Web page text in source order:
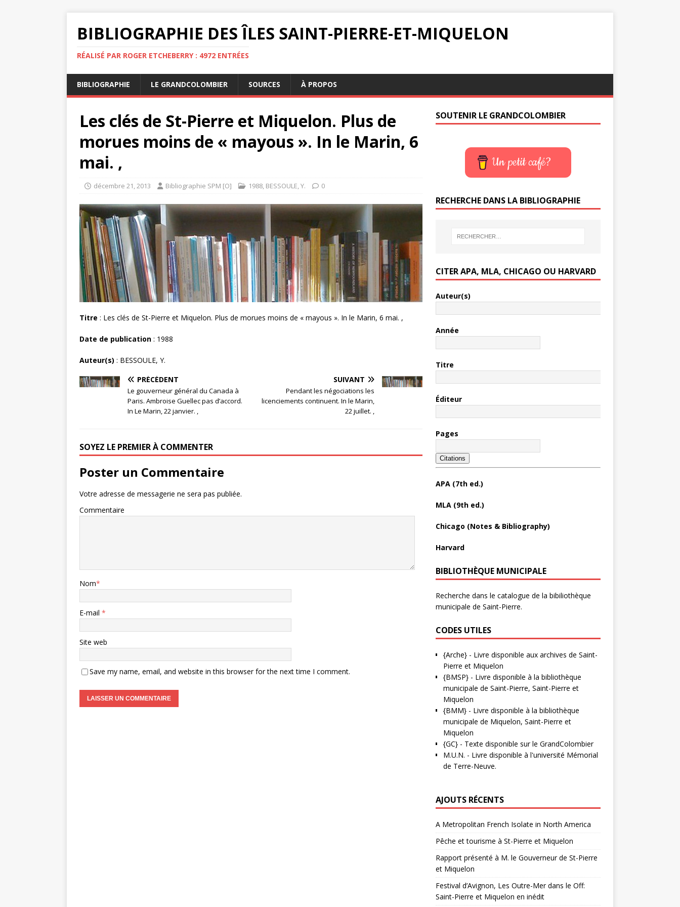
BIBLIOGRAPHIE DES ÎLES SAINT-PIERRE-ET-MIQUELON
RÉALISÉ PAR ROGER ETCHEBERRY : 4972 ENTRÉES
BIBLIOGRAPHIE LE GRANDCOLOMBIER SOURCES À PROPOS
Les clés de St-Pierre et Miquelon. Plus de
morues moins de « mayous ». In le Marin, 6
mai. ,
décembre 21, 2013 Bibliographie SPM [O] 1988, BESSOULE,Y. 0
Titre : Les clés de St-Pierre et Miquelon. Plus de morues moins de « mayous ». In le Marin, 6 mai. ,
Date de publication : 1988
Auteur(s) : BESSOULE, Y.
PRÉCÉDENT
Le gouverneur général du Canada à
Paris. Ambroise Guellec pas d’accord.
In Le Marin, 22 janvier. ,
SUIVANT
Pendant les négociations les
licenciements continuent. In le Marin,
22 juillet. ,
SOYEZ LE PREMIER À COMMENTER
Poster un Commentaire
Votre adresse de messagerie ne sera pas publiée.
Commentaire
Nom*
E-mail *
Site web
Save my name, email, and website in this browser for the next time I comment.
SOUTENIR LE GRANDCOLOMBIER
Un petit café?
RECHERCHE DANS LA BIBLIOGRAPHIE
CITER APA, MLA, CHICAGO OU HARVARD
Auteur(s)
Année
Titre
Éditeur
Pages
Citations
APA (7th ed.)
MLA (9th ed.)
Chicago (Notes & Bibliography)
Harvard
BIBLIOTHÈQUE MUNICIPALE
Recherche dans le catalogue de la bibiliothèque
municipale de Saint-Pierre.
CODES UTILES
{Arche}- Livre disponible aux archives de Saint-
Pierre et Miquelon
{BMSP}- Livre disponible à la bibliothèque
municipale de Saint-Pierre, Saint-Pierre et
Miquelon
{BMM}- Livre disponible à la bibliothèque
municipale de Miquelon, Saint-Pierre et
Miquelon
{GC}- Texte disponible sur le GrandColombier
M.U.N. - Livre disponible à l'université Mémorial
de Terre-Neuve.
AJOUTS RÉCENTS
A Metropolitan French Isolate in North America
Pêche et tourisme à St-Pierre et Miquelon
Rapport présenté à M. le Gouverneur de St-Pierre
et Miquelon
Festival d’Avignon, Les Outre-Mer dans le Off:
Saint-Pierre et Miquelon en inédit